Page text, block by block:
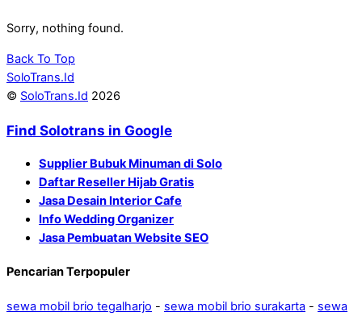
Sorry, nothing found.
Back To Top
SoloTrans.Id
© SoloTrans.Id 2026
Find Solotrans in Google
Supplier Bubuk Minuman di Solo
Daftar Reseller Hijab Gratis
Jasa Desain Interior Cafe
Info Wedding Organizer
Jasa Pembuatan Website SEO
Pencarian Terpopuler
sewa mobil brio tegalharjo - sewa mobil brio surakarta - sewa